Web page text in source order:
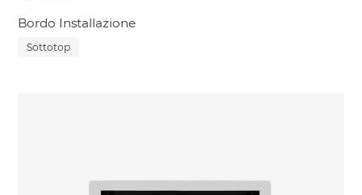
Bordo Installazione
Sottotop